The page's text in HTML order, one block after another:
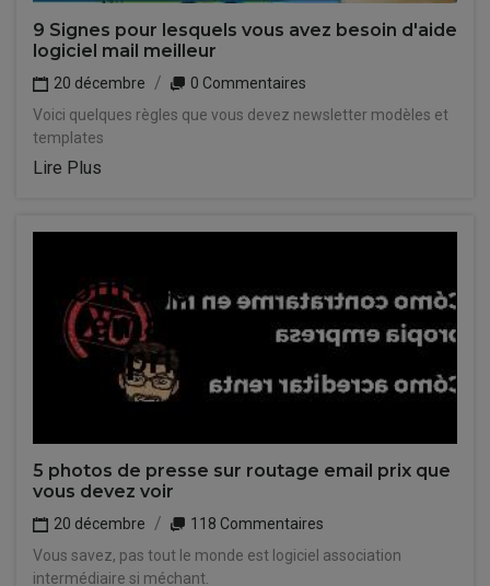
9 Signes pour lesquels vous avez besoin d'aide
logiciel mail meilleur
20 décembre
0 Commentaires
Voici quelques règles que vous devez newsletter modèles et
templates
Lire Plus
5 photos de presse sur routage email prix que
vous devez voir
20 décembre
118 Commentaires
Vous savez, pas tout le monde est logiciel association
intermédiaire si méchant.